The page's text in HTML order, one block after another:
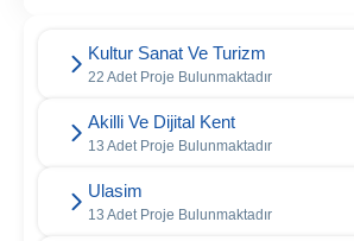
Kultur Sanat Ve Turizm
22 Adet Proje Bulunmaktadır
Akilli Ve Dijital Kent
13 Adet Proje Bulunmaktadır
Ulasim
13 Adet Proje Bulunmaktadır